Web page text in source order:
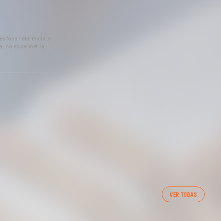
faça referència a
no es permet la
VER TODAS